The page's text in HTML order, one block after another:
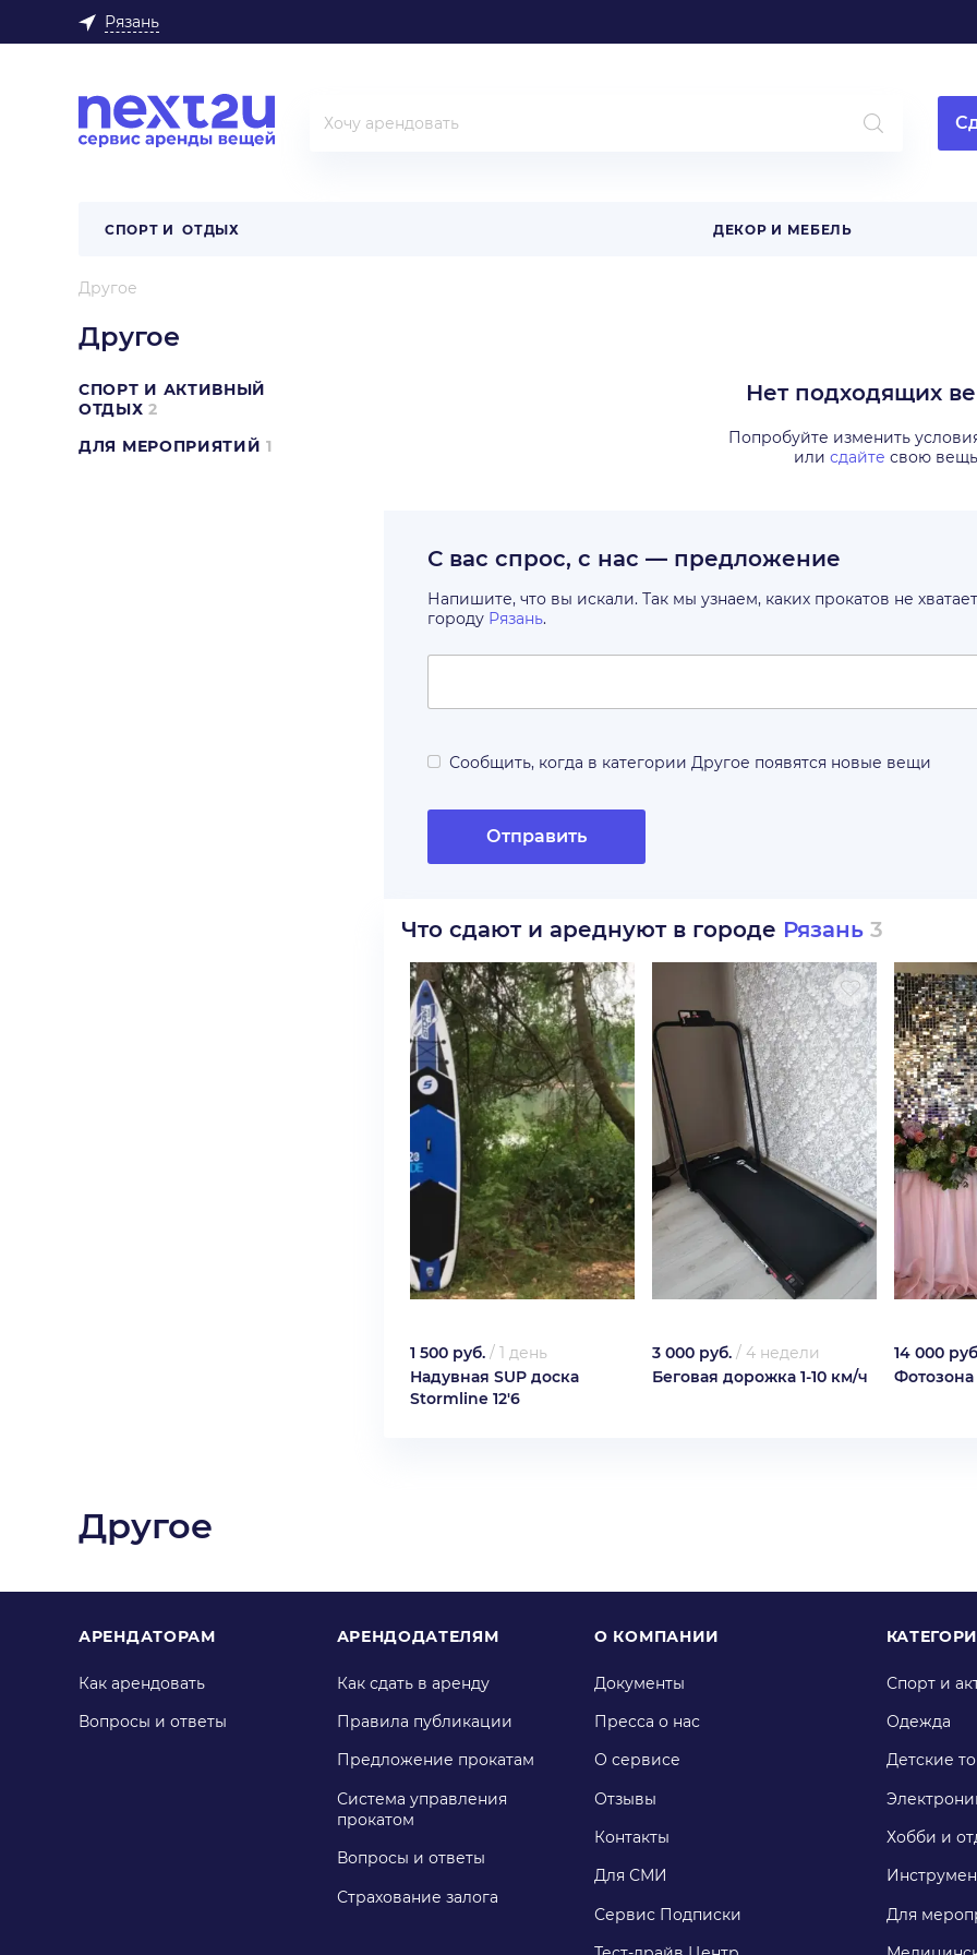
Рязань
СПОРТ И ОТДЫХ ДЕКОР И МЕБЕЛЬ
Другое
Другое
СПОРТ И АКТИВНЫЙ
ОТДЫХ 2
ДЛЯ МЕРОПРИЯТИЙ 1
Нет подходящих
Попробуйте изменить
или сдайте свою вещь
С вас спрос, с нас — предложение
Напишите, что вы искали. Так мы узнаем, каких прокатов не хватает
городу Рязань.
Сообщить, когда в категории Другое появятся новые вещи
Отправить
Что сдают и ареднуют в городе Рязань 3
1 500 руб. / 1 день
Надувная SUP доска
Stormline 12'6
3 000 руб. / 4 недели
Беговая дорожка 1-10 км/ч
14 000
Фотозона
Другое
АРЕНДАТОРАМ
Как арендовать
Вопросы и ответы
АРЕНДОДАТЕЛЯМ
Как сдать в аренду
Правила публикации
Предложение прокатам
Система управления
прокатом
Вопросы и ответы
Страхование залога
О КОМПАНИИ
Документы
Пресса о нас
О сервисе
Отзывы
Контакты
Для СМИ
Сервис Подписки
Спорт и
Одежда
Детские
Хобби и
Для